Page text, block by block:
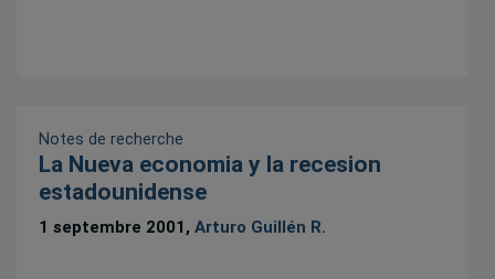
Notes de recherche
La Nueva economia y la recesion
estadounidense
1 septembre 2001,Arturo Guillén R.